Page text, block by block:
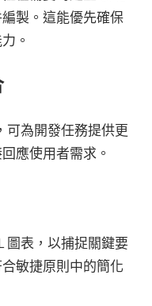
製。這能優先確保
。
可為開發任務提供更
應使用者需求。
圖表，以捕捉關鍵要
敏捷原則中的簡化